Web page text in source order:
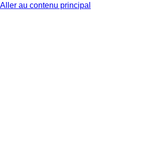
Aller au contenu principal